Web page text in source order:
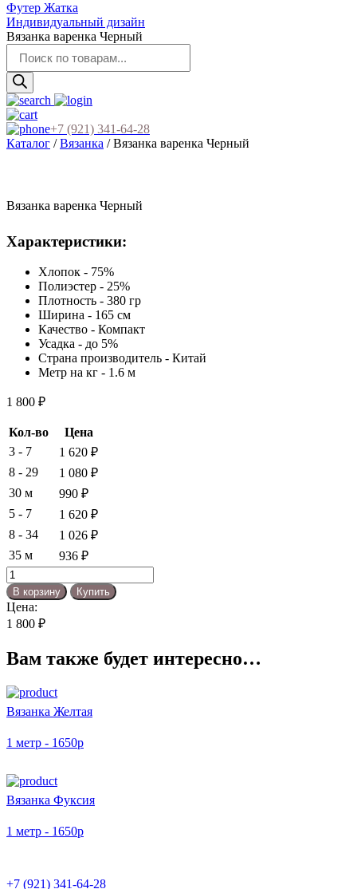
Футер Жатка
Индивидуальный дизайн
Вязанка варенка Черный
товаров
+7 (921) 341-64-28
Каталог /Вязанка / Вязанка варенка Черный
Вязанка варенка Черный
Характеристики:
Хлопок - 75%
Полиэстер - 25%
Плотность - 380 гр
Ширина - 165 см
Качество - Компакт
Усадка - до 5%
Страна производитель - Китай
Метр на кг - 1.6 м
1 800 ₽
Кол-во
Цена
3 - 7
1 620 ₽
8 - 29
1 080 ₽
30 м
990 ₽
5 - 7
1 620 ₽
8 - 34
1 026 ₽
35 м
936 ₽
Количество
товара
Вязанка
варенка
Черный
В корзину Купить
Цена:
1 800 ₽
Вам также будет интересно…
Вязанка Желтая
1 метр - 1650р
Вязанка Фуксия
1 метр - 1650р
+7 (921) 341-64-28